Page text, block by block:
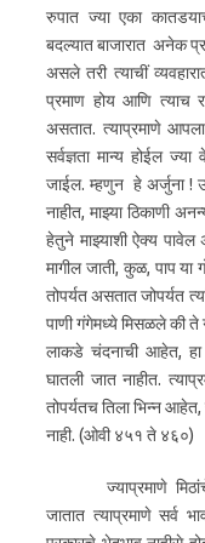
रुपात ज्या एका
बदल्यात बाजारात अनेक
असले तरी त्याचीं
प्रमाण होय आणि त्याच
असतात. त्याप्रमाणे
सर्वज्ञता मान्य होईल
जाईल. म्हणुन हे अर्जुना !
नाहीत, माझ्या ठिकाणी
हेतुने माझ्याशी ऐक्य
मागील जाती, कुळ, पाप या
तोपर्यत असतात जोपर्यत
पाणी गंगेमध्ये मिसळले की
लाकडे चंदनाची आहेत, हा
घातली जात नाहीत.
तोपर्यतच तिला भिन्न आहेत,
नाही. (ओवी ४५१ ते ४६०)
ज्याप्रमाणे मिठांचे
जातात त्याप्रमाणे सर्व